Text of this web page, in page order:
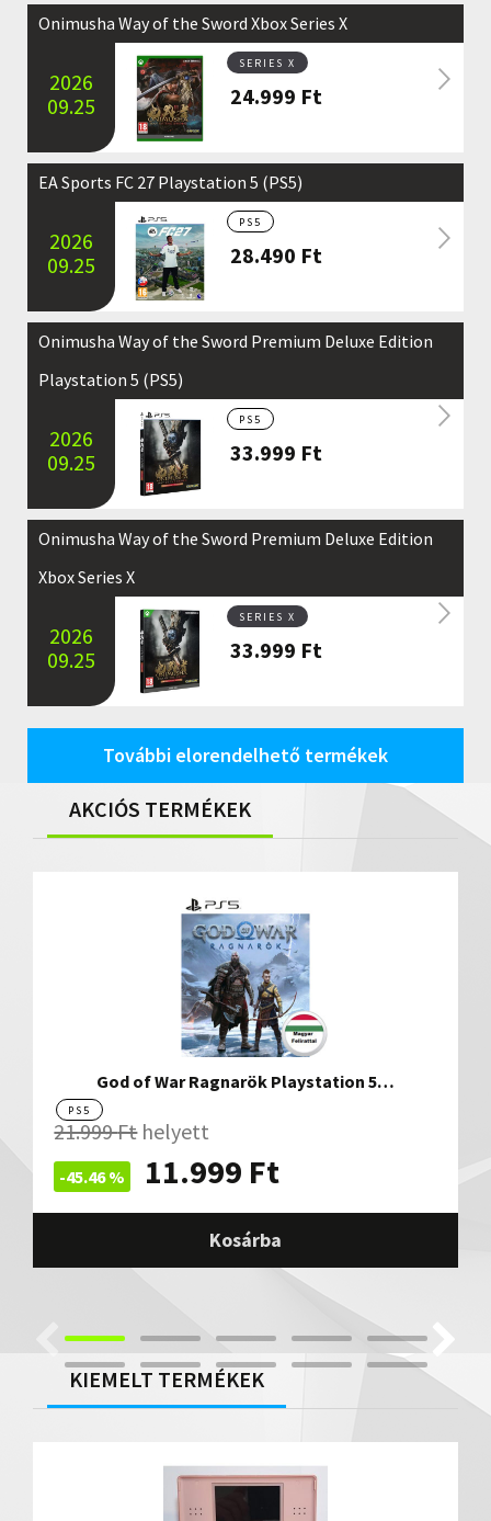
Onimusha Way of the Sword Xbox Series X
2026
09.25
SERIES X
24.999 Ft
EA Sports FC 27 Playstation 5 (PS5)
2026
09.25
PS5
28.490 Ft
Onimusha Way of the Sword Premium Deluxe Edition
Playstation 5 (PS5)
2026
09.25
PS5
33.999 Ft
Onimusha Way of the Sword Premium Deluxe Edition
Xbox Series X
2026
09.25
SERIES X
33.999 Ft
További elorendelhető termékek
AKCIÓS TERMÉKEK
God of War Ragnarök Playstation 5…
PS5
21.999Fthelyett
-45.46 % 11.999 Ft
Kosárba
KIEMELT TERMÉKEK